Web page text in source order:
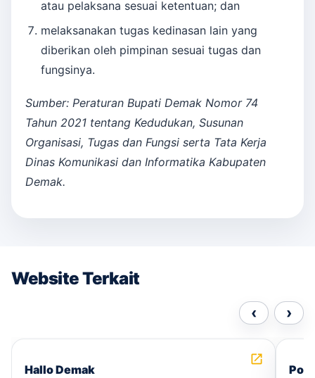
atau pelaksana sesuai ketentuan; dan
melaksanakan tugas kedinasan lain yang
diberikan oleh pimpinan sesuai tugas dan
fungsinya.
Sumber: Peraturan Bupati Demak Nomor 74
Tahun 2021 tentang Kedudukan, Susunan
Organisasi, Tugas dan Fungsi serta Tata Kerja
Dinas Komunikasi dan Informatika Kabupaten
Demak.
Website Terkait
‹ ›
Hallo Demak